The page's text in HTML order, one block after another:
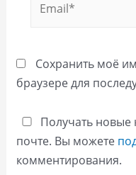
Сохранить моё
браузере для
Получать новые
почте. Вы можете
комментирования.